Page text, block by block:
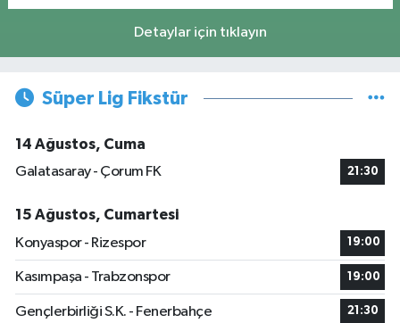
Detaylar için tıklayın
Süper Lig Fikstür
14 Ağustos, Cuma
Galatasaray - Çorum FK
21:30
15 Ağustos, Cumartesi
Konyaspor - Rizespor
19:00
Kasımpaşa - Trabzonspor 19:00
Gençlerbirliği S.K. - Fenerbahçe 21:30